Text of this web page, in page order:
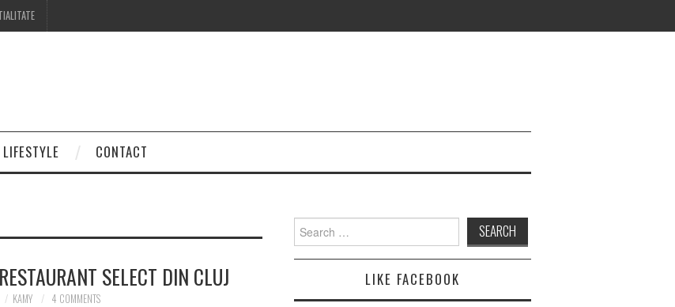
LIFESTYLE CONTACT
SELECT DIN CLUJ
KAMY 4 COMMENTS
Search
for:
LIKE FACEBOOK